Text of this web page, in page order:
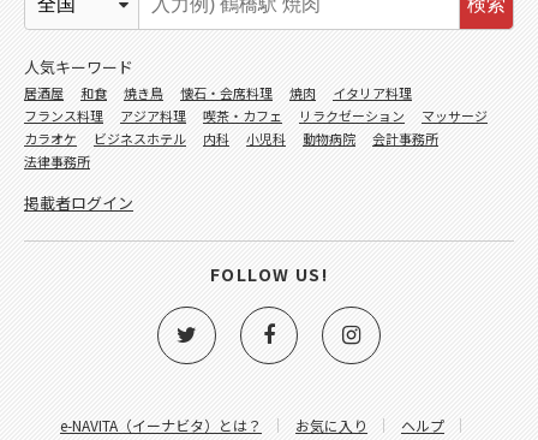
e-NAVITA（イーナビタ）とは？ お気に入り ヘルプ
人気キーワード
居酒屋 和食 焼き鳥 懐石・会席料理 焼肉
イタリア料理
フランス料理
アジア料理 喫茶・カフェ リラクゼーション
マッサージ
カラオケ
ビジネスホテル 内科 小児科 動物病院
会計事務所
法律事務所
掲載者ログイン
FOLLOW US!